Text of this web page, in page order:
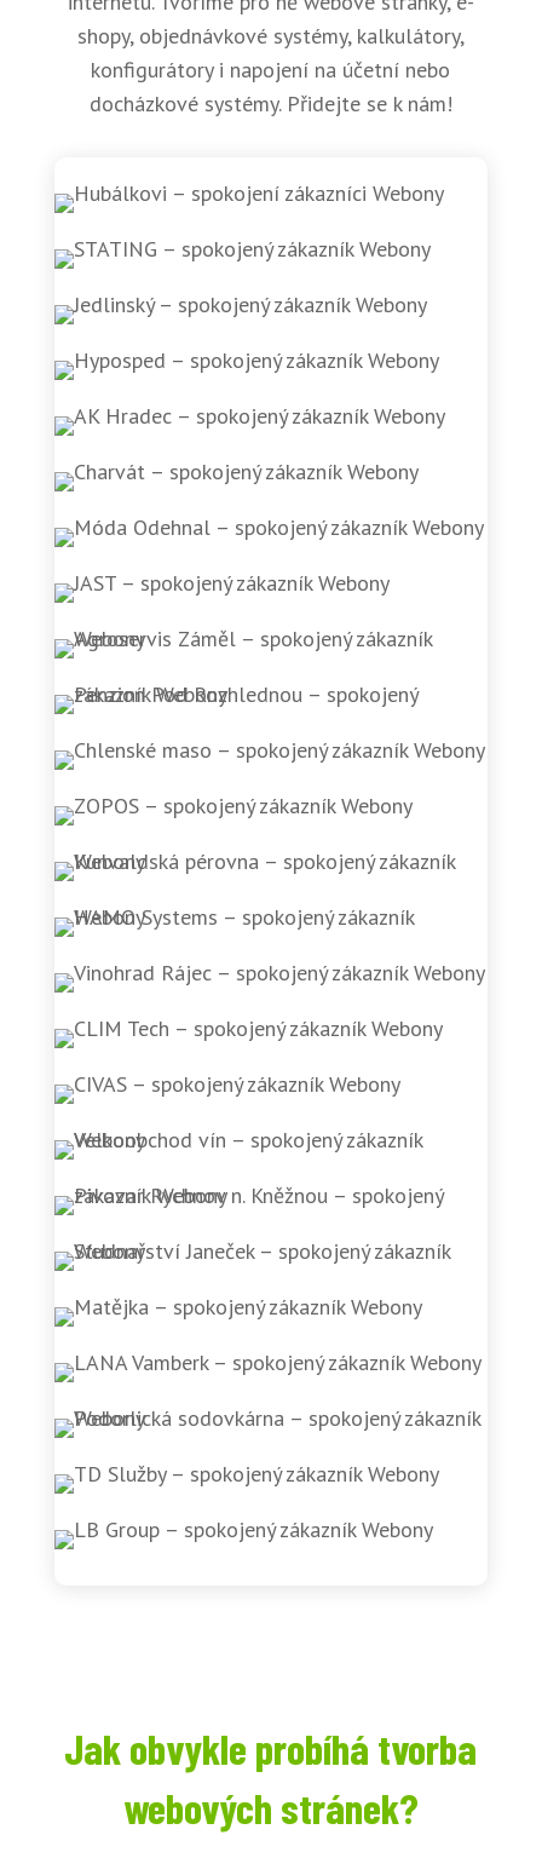
shopy, objednávkové systémy, kalkulátory,
konfigurátory i napojení na účetní nebo
docházkové systémy. Přidejte se k nám!
Jak obvykle probíhá tvorba
webových stránek?